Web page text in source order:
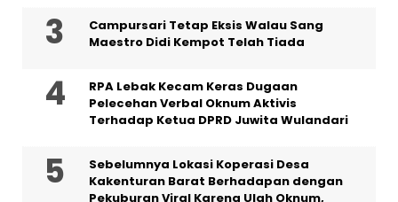
Campursari Tetap Eksis Walau Sang
Maestro Didi Kempot Telah Tiada
RPA Lebak Kecam Keras Dugaan
Pelecehan Verbal Oknum Aktivis
Terhadap Ketua DPRD Juwita Wulandari
Sebelumnya Lokasi Koperasi Desa
Kakenturan Barat Berhadapan dengan
Pekuburan Viral Karena Ulah Oknum,